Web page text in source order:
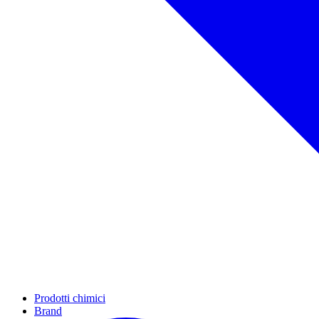
Prodotti chimici
Brand